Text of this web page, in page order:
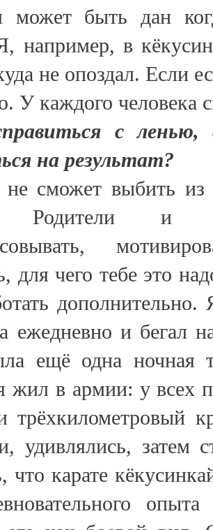
может быть дан
например, в
не опоздал. Если
У каждого человека
с
на результат?
сможет выбить из
Родители и
для чего тебе это
ежедневно и бегал
ещё одна ночная
жил в армии: у всех
трёхкилометровый
удивлялись, затем
что карате